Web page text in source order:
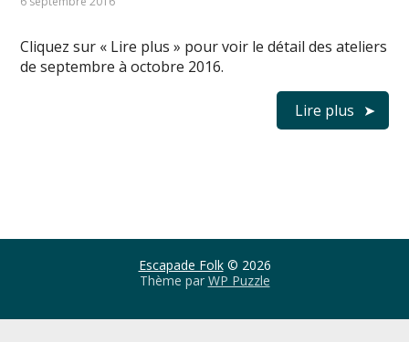
Cliquez sur « Lire plus » pour voir le détail des ateliers
de septembre à octobre 2016.
Lire plus
Escapade Folk© 2026
Thème par WP Puzzle